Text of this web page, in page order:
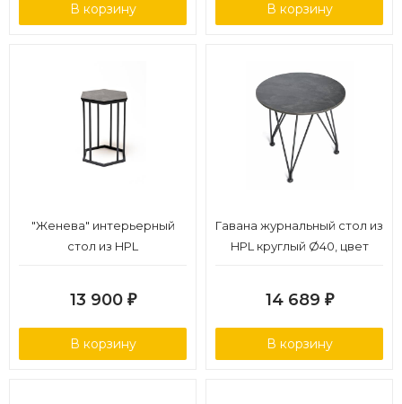
В корзину В корзину
"Женева" интерьерный
стол из HPL
13 900 ₽
В корзину
Гавана журнальный стол из
HPL круглый Ø40, цвет
14 689 ₽
В корзину